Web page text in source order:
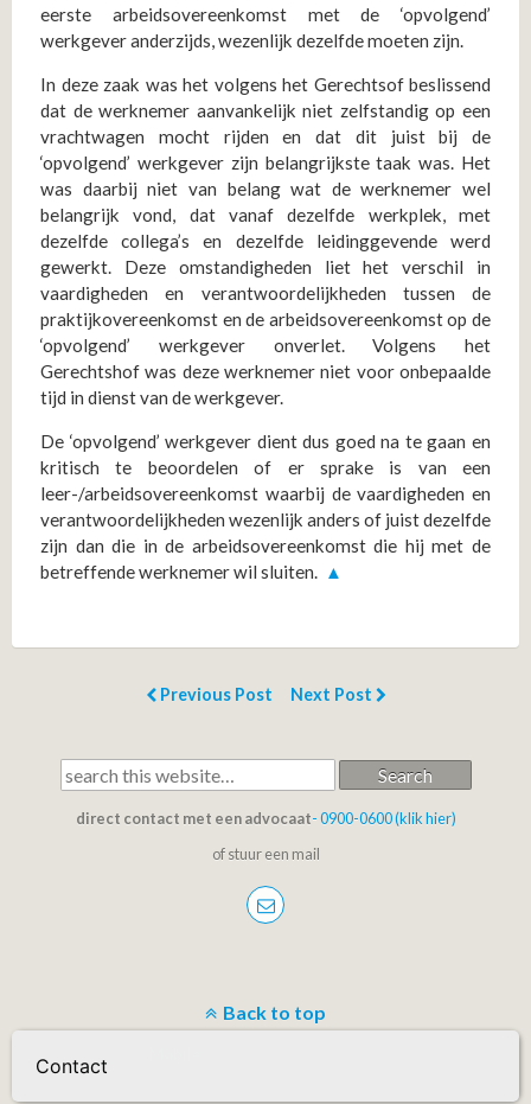
eerste arbeidsovereenkomst met de ‘opvolgend’
werkgever anderzijds, wezenlijk dezelfde moeten zijn.
In deze zaak was het volgens het Gerechtsof beslissend
dat de werknemer aanvankelijk niet zelfstandig op een
vrachtwagen mocht rijden en dat dit juist bij de
‘opvolgend’ werkgever zijn belangrijkste taak was. Het
was daarbij niet van belang wat de werknemer wel
belangrijk vond, dat vanaf dezelfde werkplek, met
dezelfde collega’s en dezelfde leidinggevende werd
gewerkt. Deze omstandigheden liet het verschil in
vaardigheden en verantwoordelijkheden tussen de
praktijkovereenkomst en de arbeidsovereenkomst op de
‘opvolgend’ werkgever onverlet. Volgens het
Gerechtshof was deze werknemer niet voor onbepaalde
tijd in dienst van de werkgever.
De ‘opvolgend’ werkgever dient dus goed na te gaan en
kritisch te beoordelen of er sprake is van een
leer-/arbeidsovereenkomst waarbij de vaardigheden en
verantwoordelijkheden wezenlijk anders of juist dezelfde
zijn dan die in de arbeidsovereenkomst die hij met de
betreffende werknemer wil sluiten. ▲
Previous Post Next Post
Search
direct contact met een advocaat- 0900-0600 (klik hier)
of stuur een mail
Back to top
Contact